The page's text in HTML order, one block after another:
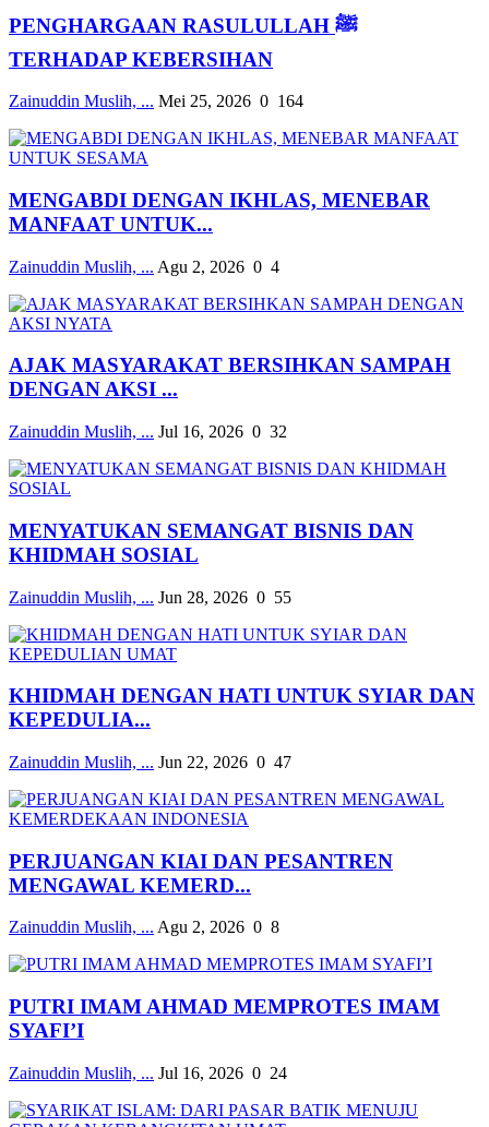
PENGHARGAAN RASULULLAH ﷺ
TERHADAP KEBERSIHAN
Zainuddin Muslih, ... Mei 25, 2026 0 164
MENGABDI DENGAN IKHLAS, MENEBAR
MANFAAT UNTUK...
Zainuddin Muslih, ... Agu 2, 2026 0 4
AJAK MASYARAKAT BERSIHKAN SAMPAH
DENGAN AKSI ...
Zainuddin Muslih, ... Jul 16, 2026 0 32
MENYATUKAN SEMANGAT BISNIS DAN
KHIDMAH SOSIAL
Zainuddin Muslih, ... Jun 28, 2026 0 55
KHIDMAH DENGAN HATI UNTUK SYIAR DAN
KEPEDULIA...
Zainuddin Muslih, ... Jun 22, 2026 0 47
PERJUANGAN KIAI DAN PESANTREN
MENGAWAL KEMERD...
Zainuddin Muslih, ... Agu 2, 2026 0 8
PUTRI IMAM AHMAD MEMPROTES IMAM
SYAFI’I
Zainuddin Muslih, ... Jul 16, 2026 0 24